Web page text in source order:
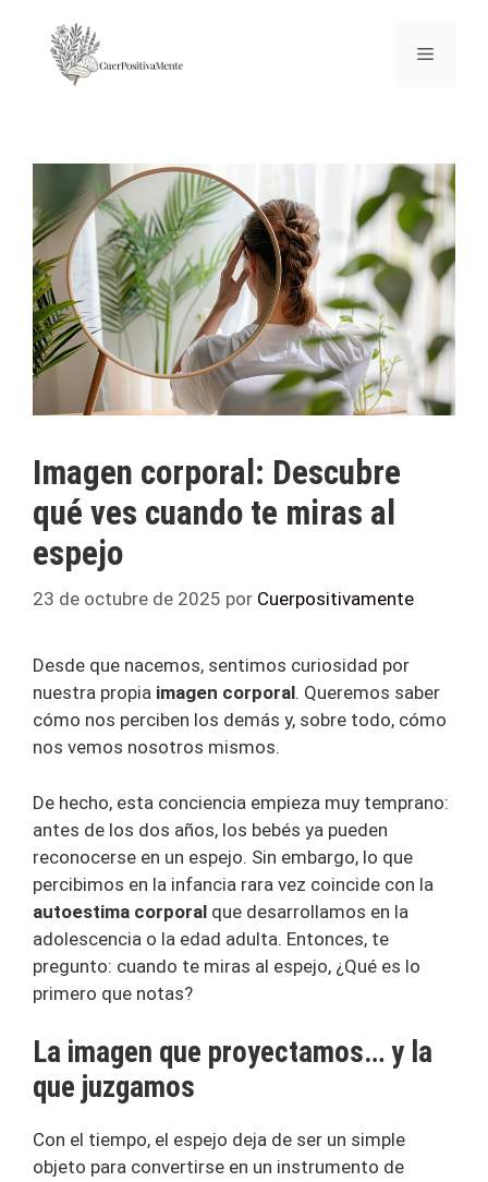
Imagen corporal: Descubre
qué ves cuando te miras al
espejo
23 de octubre de 2025 por Cuerpositivamente
Desde que nacemos, sentimos curiosidad por
nuestra propia imagen corporal. Queremos saber
cómo nos perciben los demás y, sobre todo, cómo
nos vemos nosotros mismos.
De hecho, esta conciencia empieza muy temprano:
antes de los dos años, los bebés ya pueden
reconocerse en un espejo. Sin embargo, lo que
percibimos en la infancia rara vez coincide con la
autoestima corporal que desarrollamos en la
adolescencia o la edad adulta. Entonces, te
pregunto: cuando te miras al espejo, ¿Qué es lo
primero que notas?
La imagen que proyectamos… y la
que juzgamos
Con el tiempo, el espejo deja de ser un simple
objeto para convertirse en un instrumento de